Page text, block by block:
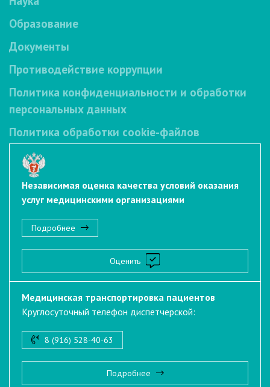
Образование
Документы
Противодействие коррупции
Политика конфиденциальности и обработки
персональных данных
Политика обработки cookie-файлов
Независимая оценка качества условий оказания
услуг медицинскими организациями
Подробнее
Оценить
Медицинская транспортировка пациентов
Круглосуточный телефон диспетчерской:
8 (916) 528-40-63
Подробнее